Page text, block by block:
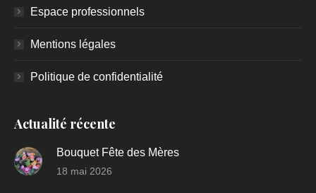
Espace professionnels
Mentions légales
Politique de confidentialité
Actualité récente
Bouquet Fête des Mères
18 mai 2026